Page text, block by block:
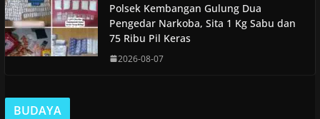
Polsek Kembangan Gulung Dua
Pengedar Narkoba, Sita 1 Kg Sabu dan
75 Ribu Pil Keras
2026-08-07
BUDAYA